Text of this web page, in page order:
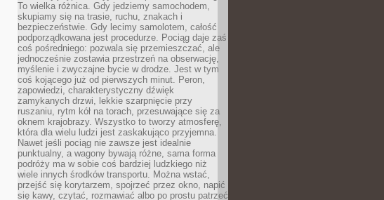
To wielka różnica. Gdy jedziemy samochodem,
skupiamy się na trasie, ruchu, znakach i
bezpieczeństwie. Gdy lecimy samolotem, całość
podporządkowana jest procedurze. Pociąg daje zaś
coś pośredniego: pozwala się przemieszczać, ale
jednocześnie zostawia przestrzeń na obserwację,
myślenie i zwyczajne bycie w drodze. Jest w tym
coś kojącego już od pierwszych minut. Peron,
zapowiedzi, charakterystyczny dźwięk
zamykanych drzwi, lekkie szarpnięcie przy
ruszaniu, rytm kół na torach, przesuwające się za
oknem krajobrazy. Wszystko to tworzy atmosferę,
która dla wielu ludzi jest zaskakująco przyjemna.
Nawet jeśli pociąg nie zawsze jest idealnie
punktualny, a wagony bywają różne, sama forma
podróży ma w sobie coś bardziej ludzkiego niż
wiele innych środków transportu. Można wstać,
przejść się korytarzem, spojrzeć przez okno, napić
się kawy, czytać, rozmawiać albo po prostu patrzeć